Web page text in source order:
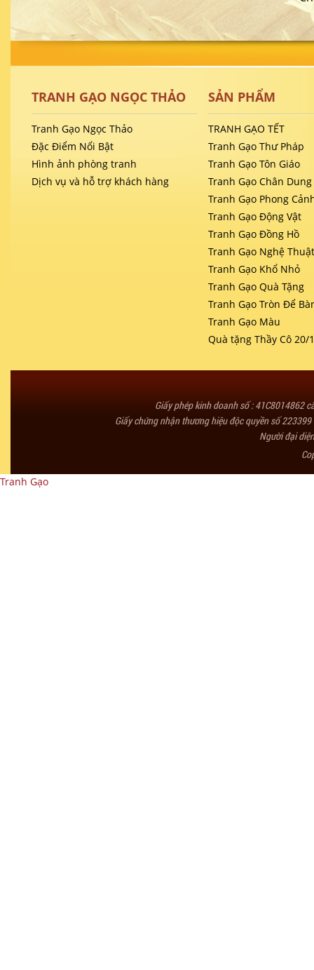
TRANH GẠO NGỌC THẢO
Tranh Gạo Ngọc Thảo
Đặc Điểm Nổi Bật
Hình ảnh phòng tranh
Dịch vụ và hỗ trợ khách hàng
SẢN PHẨM
TRANH GẠO TẾT
Tranh Gạo Thư Pháp
Tranh Gạo Tôn Giáo
Tranh Gạo Chân Dung
Tranh Gạo Phong
Tranh Gạo Động Vật
Tranh Gạo Đồng Hồ
Tranh Gạo Nghệ
Tranh Gạo Khổ Nhỏ
Tranh Gạo Quà Tặng
Tranh Gạo Tròn Để
Tranh Gạo Màu
Quà tặng Thầy Cô 20/
Giấy phép kinh doanh số : 41C8014862
Giấy chứng nhận thương hiệu độc quyền số
Người đại
Tranh Gạo